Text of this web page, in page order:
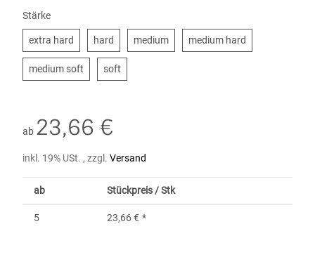
Stärke
extra hard extra hard
hard mediummediummedium hard
medium soft medium soft
soft
ab 23,66 €
inkl. 19% USt. , zzgl. Versand
ab Stückpreis / Stk
5 23,66 € *